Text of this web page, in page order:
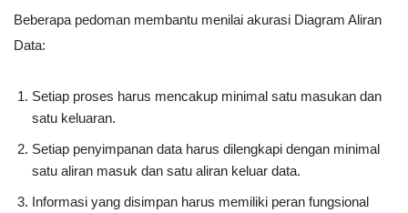
Beberapa pedoman membantu menilai akurasi Diagram Aliran
Data:
Setiap proses harus mencakup minimal satu masukan dan
satu keluaran.
Setiap penyimpanan data harus dilengkapi dengan minimal
satu aliran masuk dan satu aliran keluar data.
Informasi yang disimpan harus memiliki peran fungsional